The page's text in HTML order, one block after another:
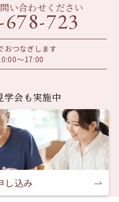
い合わせください
723
おつなぎします
～17:00
学会も実施中
し込み